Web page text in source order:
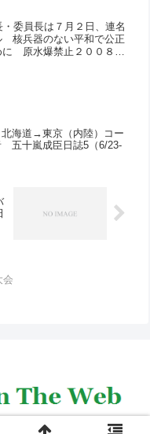
委員長は７月２日、連名
核兵器のない平和で公正
に 原水爆禁止２００８年
北海道→東京（内陸）コー
五十嵐成臣日誌5（6/23-